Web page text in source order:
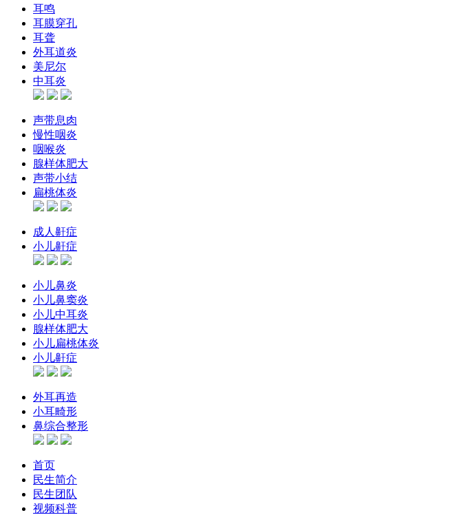
耳鸣
耳膜穿孔
耳聋
外耳道炎
美尼尔
中耳炎
声带息肉
慢性咽炎
咽喉炎
腺样体肥大
声带小结
扁桃体炎
成人鼾症
小儿鼾症
小儿鼻炎
小儿鼻窦炎
小儿中耳炎
腺样体肥大
小儿扁桃体炎
小儿鼾症
外耳再造
小耳畸形
鼻综合整形
首页
民生简介
民生团队
视频科普